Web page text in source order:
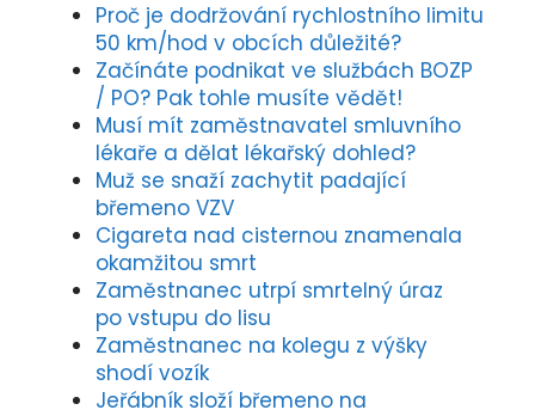
Proč je dodržování rychlostního limitu
50 km/hod v obcích důležité?
Začínáte podnikat ve službách BOZP
/ PO? Pak tohle musíte vědět!
Musí mít zaměstnavatel smluvního
lékaře a dělat lékařský dohled?
Muž se snaží zachytit padající
břemeno VZV
Cigareta nad cisternou znamenala
okamžitou smrt
Zaměstnanec utrpí smrtelný úraz
po vstupu do lisu
Zaměstnanec na kolegu z výšky
shodí vozík
Jeřábník složí břemeno na